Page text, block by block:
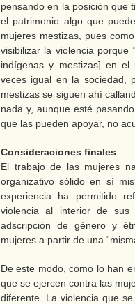
pensando en la posición que
el patrimonio algo que
mujeres mestizas, pues
visibilizar la violencia porque
indígenas y mestizas] en
veces igual en la sociedad,
mestizas se siguen ahí
nada y, aunque esté
que las pueden apoyar, no
Consideraciones finales
El trabajo de las mujeres
organizativo sólido en sí
experiencia ha permitido
violencia al interior de
adscripción de género y
mujeres a partir de una
De este modo, como lo han
que se ejercen contra las
diferente. La violencia que